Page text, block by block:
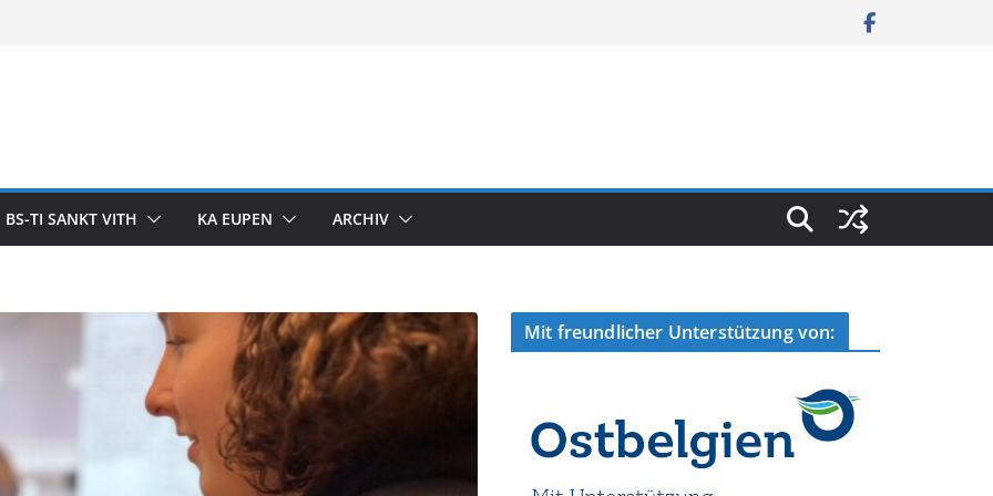
BS-TI SANKT VITH KA EUPEN ARCHIV
Mit freundlicher Unterstützung von: